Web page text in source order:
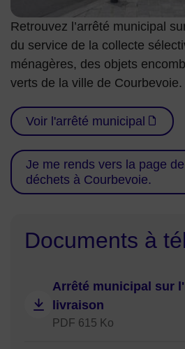
Retrouvez l’arrêté municipal
du service de la collecte
ménagères, des objets
verts de la ville de Courbevoie.
Voir l'arrêté municipal
Je me rends vers la page
déchets à Courbevoie.
Documents à
Arrêté municipal sur
livraison
PDF 615 Ko